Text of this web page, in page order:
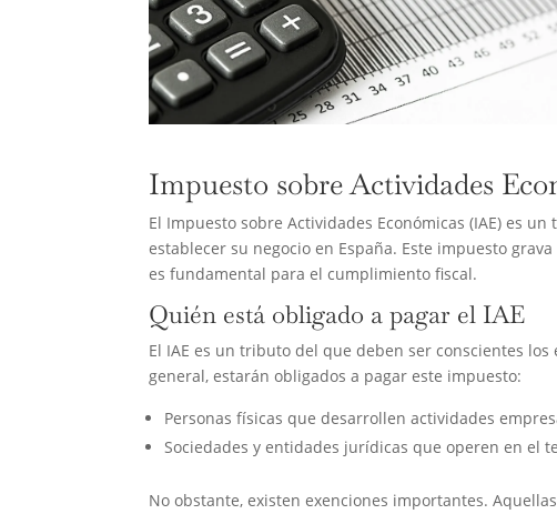
Impuesto sobre Actividades
El Impuesto sobre Actividades Económicas (IAE) es
establecer su negocio en España. Este impuesto
es fundamental para el cumplimiento fiscal.
Quién está obligado a pagar el IAE
El IAE es un tributo del que deben ser conscientes
general, estarán obligados a pagar este impuesto:
Personas físicas que desarrollen actividades
Sociedades y entidades jurídicas que operen en el
No obstante, existen exenciones importantes.